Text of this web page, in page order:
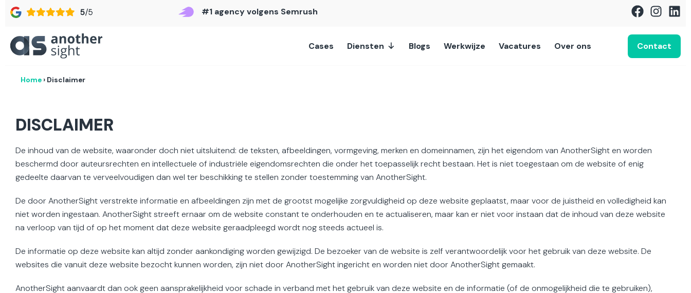
#1 agency volgens Semrush
Cases Diensten Blogs Werkwijze Vacatures Over ons Contact
Home › Disclaimer
DISCLAIMER
De inhoud van de website, waaronder doch niet uitsluitend: de teksten, afbeeldingen, vormgeving, merken en domeinnamen, zijn het eigendom van AnotherSight en worden
beschermd door auteursrechten en intellectuele of industriële eigendomsrechten die onder het toepasselijk recht bestaan. Het is niet toegestaan om de website of enig
gedeelte daarvan te verveelvoudigen dan wel ter beschikking te stellen zonder toestemming van AnotherSight.
De door AnotherSight verstrekte informatie en afbeeldingen zijn met de grootst mogelijke zorgvuldigheid op deze website geplaatst, maar voor de juistheid en volledigheid kan
niet worden ingestaan. AnotherSight streeft ernaar om de website constant te onderhouden en te actualiseren, maar kan er niet voor instaan dat de inhoud van deze website
na verloop van tijd of op het moment dat deze website geraadpleegd wordt nog steeds actueel is.
De informatie op deze website kan altijd zonder aankondiging worden gewijzigd. De bezoeker van de website is zelf verantwoordelijk voor het gebruik van deze website. De
websites die vanuit deze website bezocht kunnen worden, zijn niet door AnotherSight ingericht en worden niet door AnotherSight gemaakt.
AnotherSight aanvaardt dan ook geen aansprakelijkheid voor schade in verband met het gebruik van deze website en de informatie (of de onmogelijkheid die te gebruiken),